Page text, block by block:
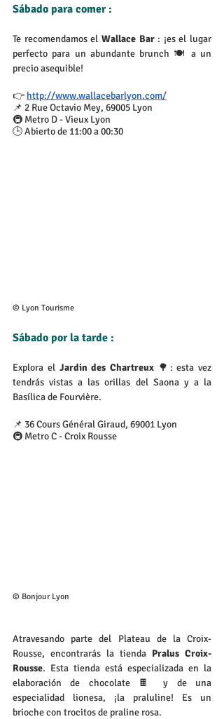
Sábado para comer :
Te recomendamos el Wallace Bar : ¡es el lugar
perfecto para un abundante brunch 🍽️ a un
precio asequible!
👉 http://www.wallacebarlyon.com/
📌 2 Rue Octavio Mey, 69005 Lyon
🚇 Metro D - Vieux Lyon
🕒 Abierto de 11:00 a 00:30
© Lyon Tourisme
Sábado por la tarde :
Explora el Jardin des Chartreux 🌳: esta vez
tendrás vistas a las orillas del Saona y a la
Basílica de Fourvière.
📌 36 Cours Général Giraud, 69001 Lyon
🚇 Metro C - Croix Rousse
© Bonjour Lyon
Atravesando parte del Plateau de la Croix-
Rousse, encontrarás la tienda Pralus Croix-
Rousse. Esta tienda está especializada en la
elaboración de chocolate 🍫 y de una
especialidad lionesa, ¡la praluline! Es un
brioche con trocitos de praline rosa.